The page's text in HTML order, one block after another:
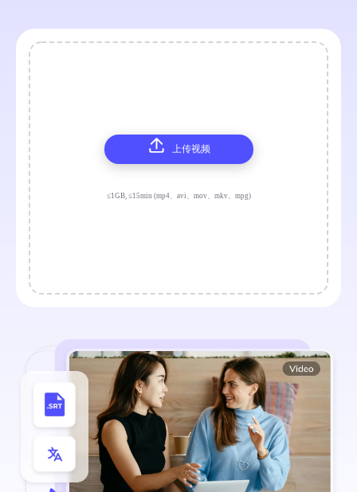
上传视频
≤1GB, ≤15min (mp4、avi、mov、mkv、mpg)